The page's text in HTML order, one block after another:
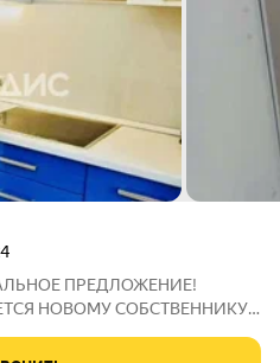
ПРЕДЛОЖЕНИЕ!
НОВОМУ СОБСТВЕННИКУ!
бульваре, 12к4